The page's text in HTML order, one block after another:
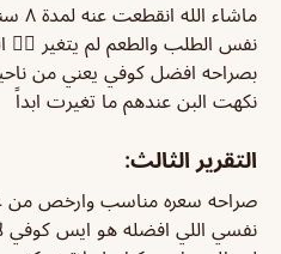
نفس الطلب والطعم لم يتغير 👌🏼
بصراحه افضل كوفي يعني من
نكهت البن عندهم ما تغيرت ابداً
التقرير الثالث:
صراحه سعره مناسب وارخص من
نفسي اللي افضله هو ايس كوفي